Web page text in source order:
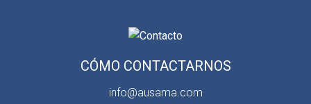
CÓMO CONTACTARNOS
info@ausama.com